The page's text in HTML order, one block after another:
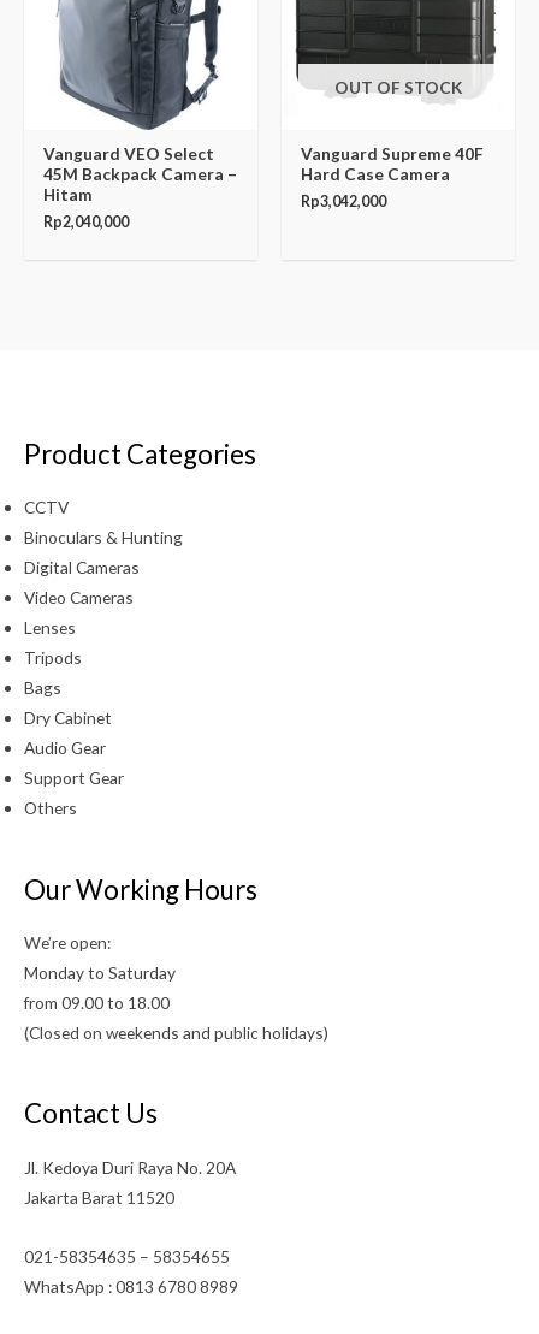
Vanguard VEO Select
45M Backpack Camera –
Hitam
Rp2,040,000
OUT OF STOCK
Vanguard Supreme 40F
Hard Case Camera
Rp3,042,000
Product Categories
CCTV
Binoculars & Hunting
Digital Cameras
Video Cameras
Lenses
Tripods
Bags
Dry Cabinet
Audio Gear
Support Gear
Others
Our Working Hours
We’re open:
Monday to Saturday
from 09.00 to 18.00
(Closed on weekends and public holidays)
Contact Us
Jl. Kedoya Duri Raya No. 20A
Jakarta Barat 11520
021-58354635 – 58354655
WhatsApp : 0813 6780 8989